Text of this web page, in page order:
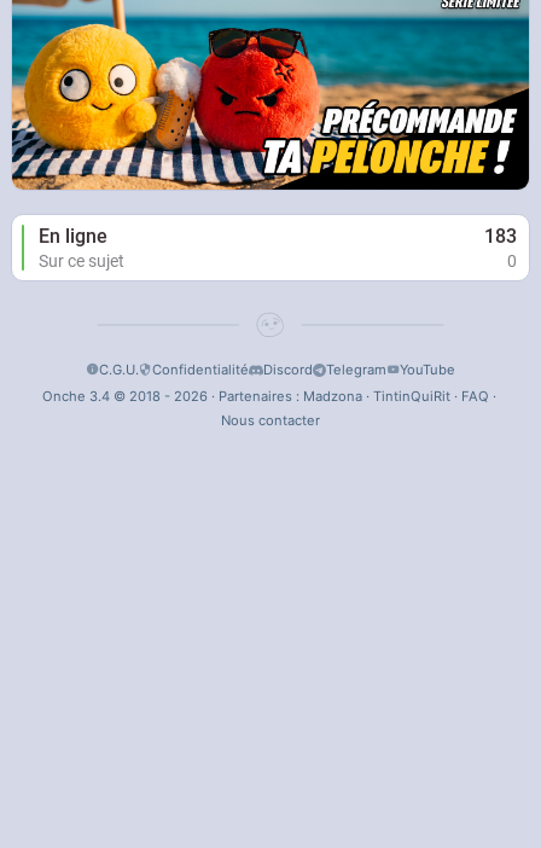
En ligne 183
Sur ce sujet 0
C.G.U. Confidentialité Discord Telegram
YouTube
Onche 3.4 © 2018 - 2026 · Partenaires : Madzona· TintinQuiRit· FAQ ·
Nous contacter